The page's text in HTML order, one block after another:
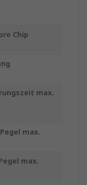
Chip
max.
max.
max.